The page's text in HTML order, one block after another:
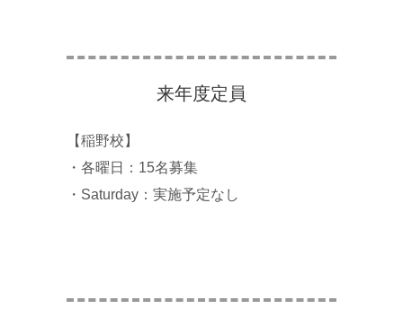
来年度定員
【稲野校】
・各曜日：15名募集
・Saturday：実施予定なし